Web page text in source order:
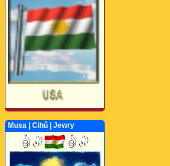
Musa | Cihû | Jewry